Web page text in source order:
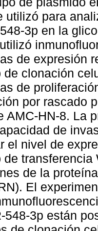
utilizó para
3p en la
de expresión
de clonación
de
por rascado
AMC-HN-8. La
de
el nivel de
de
de la
El
548-3p están